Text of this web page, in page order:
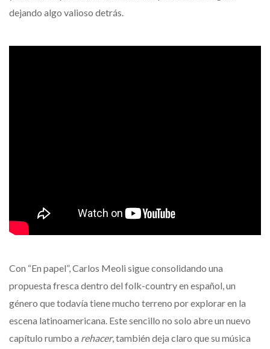
dejando algo valioso detrás.
Con “En papel”, Carlos Meoli sigue consolidando una
propuesta fresca dentro del folk-country en español, un
género que todavía tiene mucho terreno por explorar en la
escena latinoamericana. Este sencillo no solo abre un nuevo
capítulo rumbo a rehacer, también deja claro que su música